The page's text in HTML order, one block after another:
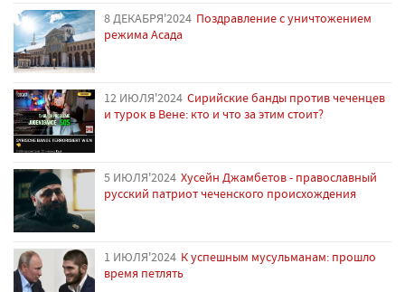
8 ДЕКАБРЯ'2024 Поздравление с уничтожением
режима Асада
12 ИЮЛЯ'2024 Сирийские банды против чеченцев
и турок в Вене: кто и что за этим стоит?
5 ИЮЛЯ'2024 Хусейн Джамбетов - православный
русский патриот чеченского происхождения
1 ИЮЛЯ'2024 К успешным мусульманам: прошло
время петлять